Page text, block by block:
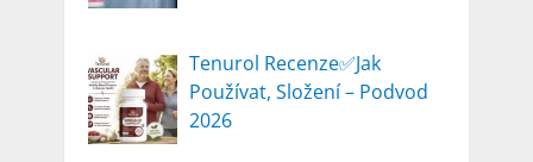
Tenurol Recenze✅Jak
Používat, Složení – Podvod
2026